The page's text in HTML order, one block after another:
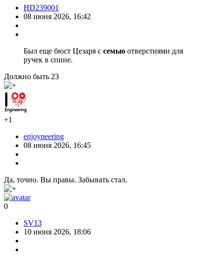
HD239001
08 июня 2026, 16:42
Был еще бюст Цезаря с семью отверстиями для
ручек в спине.
Должно быть 23
+1
enjoyneering
08 июня 2026, 16:45
Да, точно. Вы правы. Забывать стал.
0
SV13
10 июня 2026, 18:06